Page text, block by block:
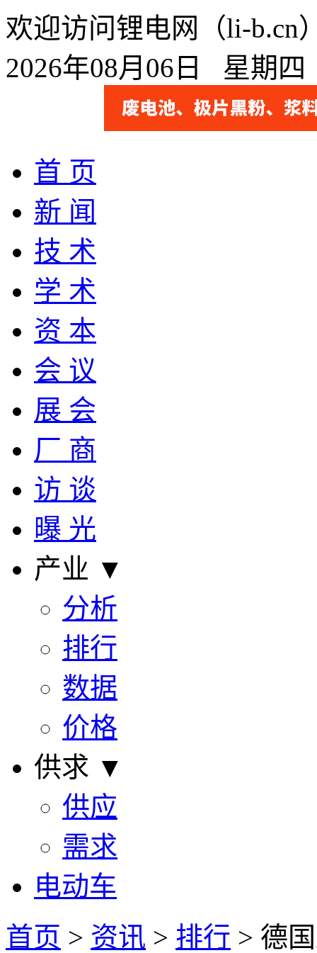
欢迎访问锂电网（li-b.cn
2026年08月06日 星期
首 页
新 闻
技 术
学 术
资 本
会 议
展 会
厂 商
访 谈
曝 光
产业 ▼
分析
排行
数据
价格
供求 ▼
供应
需求
电动车
首页 > 资讯 > 排行 > 德